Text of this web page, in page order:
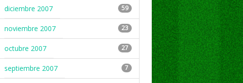
diciembre 2007 59
noviembre 2007 23
octubre 2007 27
septiembre 2007 7